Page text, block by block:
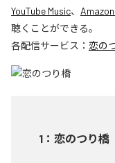
YouTube Music、
聴くことができる。
各配信サービス： 恋の
1 ： 恋のつり橋